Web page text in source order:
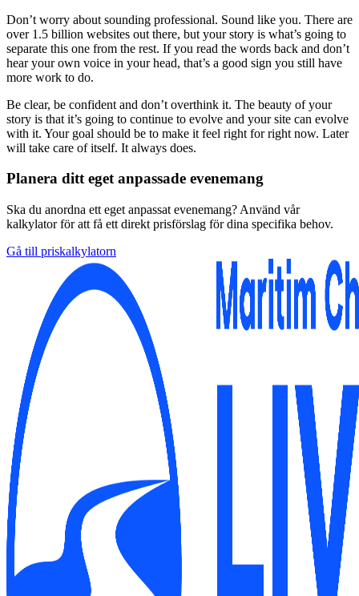
Don’t worry about sounding professional. Sound like you. There are
over 1.5 billion websites out there, but your story is what’s going to
separate this one from the rest. If you read the words back and don’t
hear your own voice in your head, that’s a good sign you still have
more work to do.
Be clear, be confident and don’t overthink it. The beauty of your
story is that it’s going to continue to evolve and your site can evolve
with it. Your goal should be to make it feel right for right now. Later
will take care of itself. It always does.
Planera ditt eget anpassade evenemang
Ska du anordna ett eget anpassat evenemang? Använd vår
kalkylator för att få ett direkt prisförslag för dina specifika behov.
Gå till priskalkylatorn